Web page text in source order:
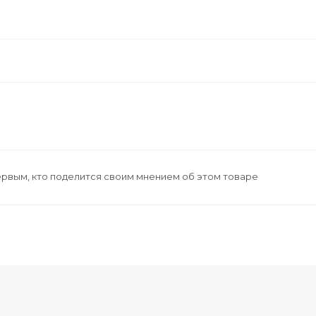
кто поделится своим мнением об этом товаре